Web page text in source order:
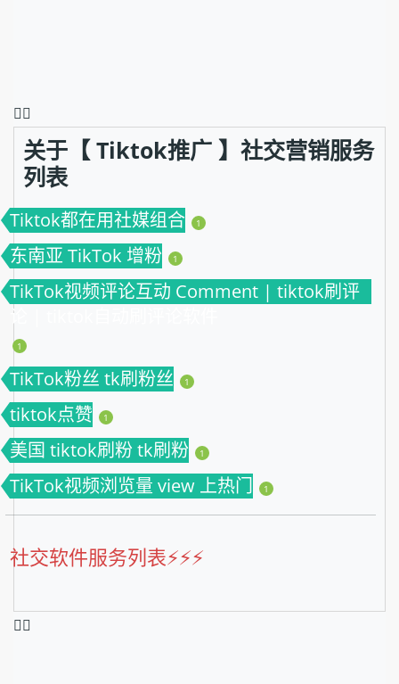
❤️‍🔥
关于【 Tiktok推广 】社交营销服务
列表
Tiktok都在用社媒组合 1
东南亚 TikTok 增粉 1
TikTok视频评论互动 Comment | tiktok刷评
论 | tiktok自动刷评论软件
1
TikTok粉丝 tk刷粉丝 1
tiktok点赞 1
美国 tiktok刷粉 tk刷粉 1
TikTok视频浏览量 view 上热门 1
社交软件服务列表⚡️⚡️⚡️
❤️‍🔥